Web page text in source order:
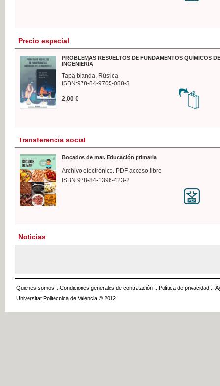
Precio especial
PROBLEMAS RESUELTOS DE FUNDAMENTOS QUÍMICOS
INGENIERÍA
Tapa blanda. Rústica
ISBN:978-84-9705-088-3
2,00 €
Transferencia social
Bocados de mar. Educación primaria
Archivo electrónico. PDF acceso libre
ISBN:978-84-1396-423-2
Noticias
Quienes somos :: Condiciones generales de contratación :: Política de privacidad ::
Universitat Politècnica de València © 2012